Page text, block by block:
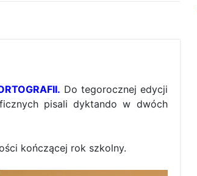
Do tegorocznej edycji
pisali dyktando w dwóch
kończącej rok szkolny.